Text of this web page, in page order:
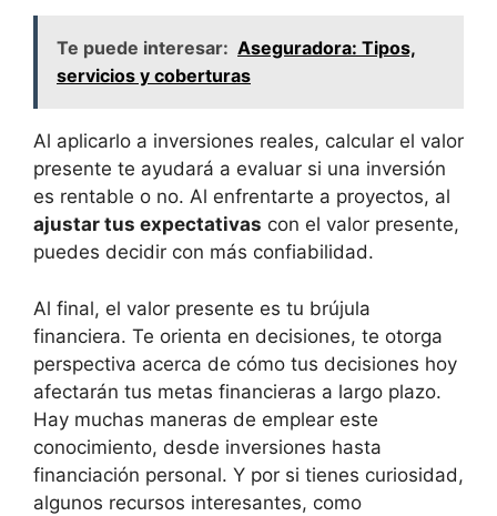
Te puede interesar: Aseguradora: Tipos,
servicios y coberturas
Al aplicarlo a inversiones reales,⁣ calcular el valor
presente‍ te ayudará ​a ​evaluar si ‍una‌ inversión‌
es ‌rentable​ o no. Al enfrentarte ​a proyectos, al​
ajustar tus expectativas con el ⁢valor ⁢presente,
puedes decidir con‍ más confiabilidad.
Al ⁤final, el ⁢valor presente⁣ es ⁤tu ⁤brújula
‍financiera. ​Te orienta en decisiones, te⁢ otorga
perspectiva acerca ⁣de cómo ⁣tus decisiones‌ hoy
afectarán tus metas⁣ financieras a largo ​plazo.
Hay ⁣muchas maneras de emplear ⁢este
⁤conocimiento, desde inversiones hasta
financiación personal. Y ⁢por si⁤ tienes ​curiosidad,
algunos recursos⁢ interesantes,⁤ como‌